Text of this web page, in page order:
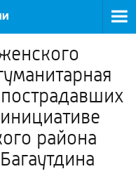
района